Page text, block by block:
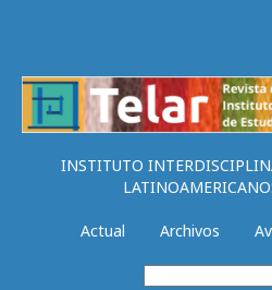
INSTITUTO
Actual Archivos